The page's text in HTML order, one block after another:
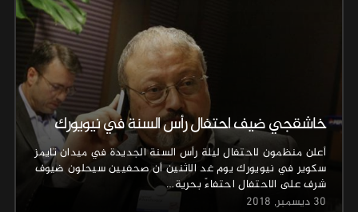
خاشقجي ضيف احتفال رأس السنة في نيويورك
أعلن منظمون لاحتفال ليلة رأس السنة الجديدة في ميدان تايمز
سكوير في نيويورك يوم غد الاثنين أن صحفيين سيحلون ضيوف
شرف على الاحتفال احتفاءً بحرية…
30 ديسمبر, 2018